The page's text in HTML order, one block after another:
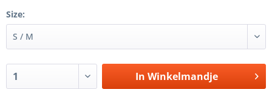
Size:
In Winkelmandje